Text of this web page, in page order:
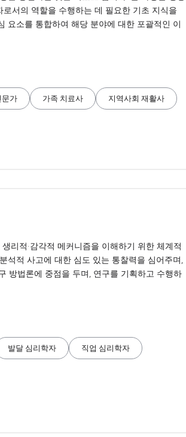
서의 역할을 수행하는 데 필요한 기초 지식을
요소를 통합하여 해당 분야에 대한 포괄적인 이
문가 가족 치료사 지역사회 재활사
리적·감각적 메커니즘을 이해하기 위한 체계적
석적 사고에 대한 심도 있는 통찰력을 심어주며,
방법론에 중점을 두며, 연구를 기획하고 수행하
발달 심리학자 직업 심리학자